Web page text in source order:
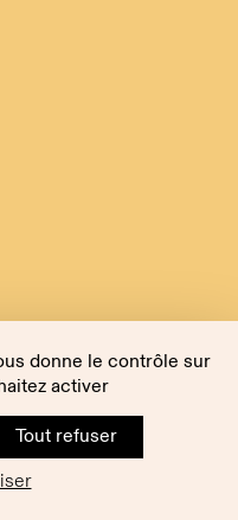
donne le contrôle sur
activer
Tout refuser